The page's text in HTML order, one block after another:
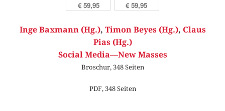
€ 59,95 € 59,95
Inge Baxmann (Hg.), Timon Beyes (Hg.), Claus
Pias (Hg.)
Social Media—New Masses
Broschur, 348 Seiten
PDF, 348 Seiten